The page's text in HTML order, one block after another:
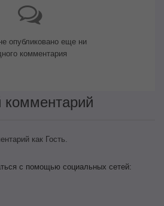
опубликовано еще ни
комментария
комментарий
как Гость.
с помощью социальных сетей: